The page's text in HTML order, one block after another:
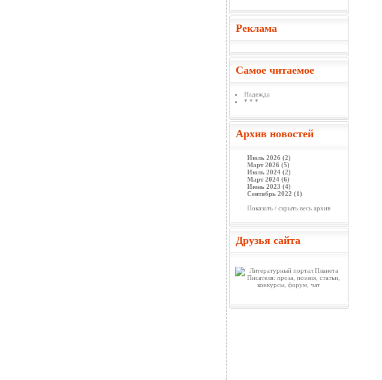
Реклама
Самое читаемое
Надежда
* * *
Архив новостей
Июль 2026 (2)
Март 2026 (5)
Июль 2024 (2)
Март 2024 (6)
Июнь 2023 (4)
Сентябрь 2022 (1)
Показать / скрыть весь архив
Друзья сайта